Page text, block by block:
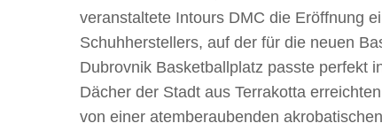
veranstaltete Intours DMC die Eröffnung
Schuhherstellers, auf der für die neuen
Dubrovnik Basketballplatz passte perfekt
Dächer der Stadt aus Terrakotta
von einer atemberaubenden